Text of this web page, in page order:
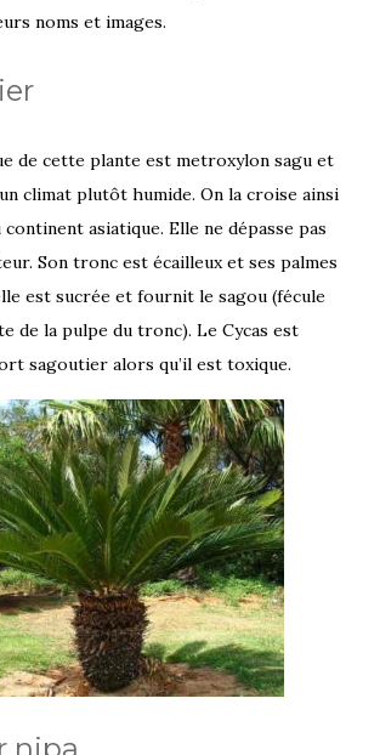
noms et images.
de cette plante est metroxylon sagu et
climat plutôt humide. On la croise ainsi
asiatique. Elle ne dépasse pas
Son tronc est écailleux et ses palmes
est sucrée et fournit le sagou (fécule
de la pulpe du tronc). Le Cycas est
sagoutier alors qu’il est toxique.